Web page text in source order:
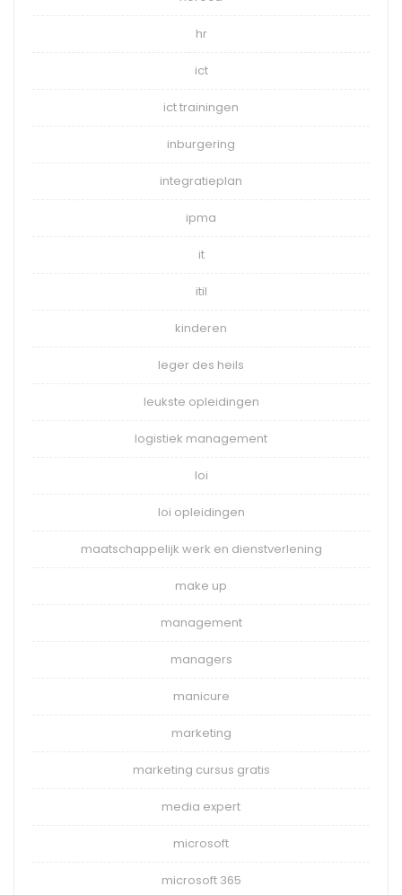
hr
ict
ict trainingen
inburgering
integratieplan
ipma
it
itil
kinderen
leger des heils
leukste opleidingen
logistiek management
loi
loi opleidingen
maatschappelijk werk en dienstverlening
make up
management
managers
manicure
marketing
marketing cursus gratis
media expert
microsoft
microsoft 365